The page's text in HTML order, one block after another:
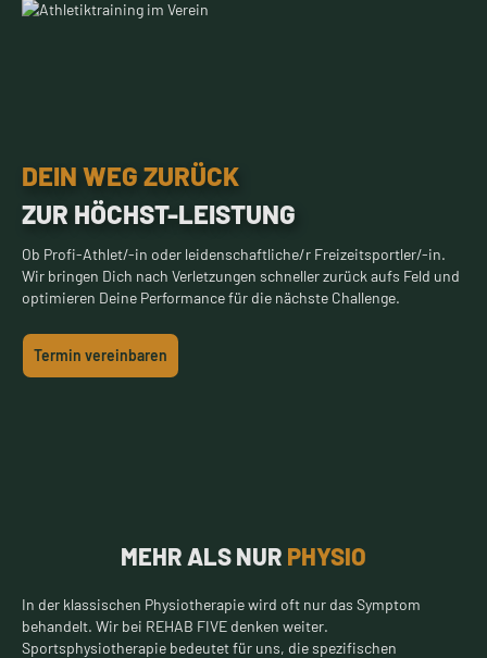
DEIN WEG ZURÜCK
ZUR HÖCHST-LEISTUNG
Ob Profi-Athlet/-in oder leidenschaftliche/r Freizeitsportler/-in.
Wir bringen Dich nach Verletzungen schneller zurück aufs Feld und
optimieren Deine Performance für die nächste Challenge.
Termin vereinbaren
MEHR ALS NUR PHYSIO
In der klassischen Physiotherapie wird oft nur das Symptom
behandelt. Wir bei REHAB FIVE denken weiter.
Sportsphysiotherapie bedeutet für uns, die spezifischen